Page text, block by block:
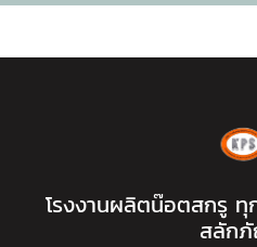
โรงงานผลิตน๊อตสกรู
สลัก